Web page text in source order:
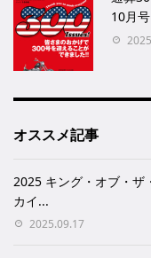
10月
オススメ記事
2025 キング・オブ・ザ
カイ...
2025.09.17